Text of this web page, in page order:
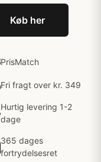
Køb her
PrisMatch
Fri fragt over kr. 349
Hurtig levering 1-2
dage
365 dages
fortrydelsesret